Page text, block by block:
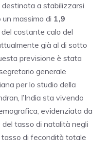
destinata a stabilizzarsi
massimo di 1,9
costante calo del
già al di sotto
previsione è stata
generale
per lo studio della
l’India sta vivendo
evidenziata da
tasso di natalità negli
tasso di fecondità totale